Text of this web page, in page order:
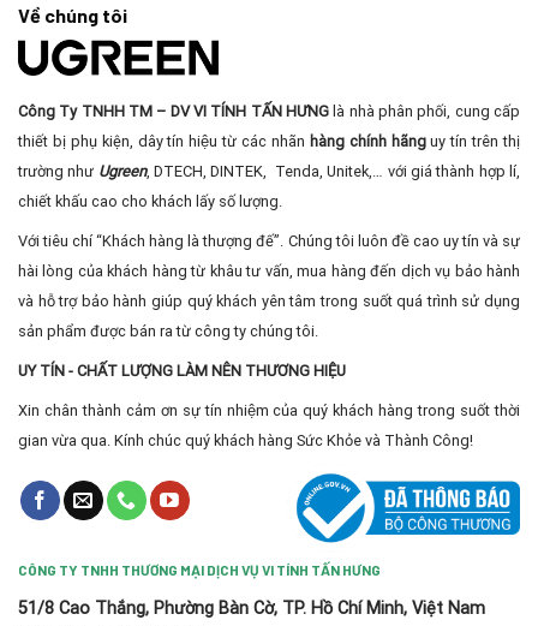
Về chúng tôi
Công Ty TNHH TM – DV VI TÍNH TẤN HƯNG là nhà phân phối, cung cấp
thiết bị phụ kiện, dây tín hiệu từ các nhãn hàng chính hãnguy tín trên thị
trường như Ugreen, DTECH, DINTEK, Tenda, Unitek,… với giá thành hợp lí,
chiết khấu cao cho khách lấy số lượng.
Với tiêu chí “Khách hàng là thượng đế”. Chúng tôi luôn đề cao uy tín và sự
hài lòng của khách hàng từ khâu tư vấn, mua hàng đến dịch vụ bảo hành
và hỗ trợ bảo hành giúp quý khách yên tâm trong suốt quá trình sử dụng
sản phẩm được bán ra từ công ty chúng tôi.
UY TÍN - CHẤT LƯỢNG LÀM NÊN THƯƠNG HIỆU
Xin chân thành cảm ơn sự tín nhiệm của quý khách hàng trong suốt thời
gian vừa qua. Kính chúc quý khách hàng Sức Khỏe và Thành Công!
CÔNG TY TNHH THƯƠNG MẠI DỊCH VỤ VI TÍNH TẤN HƯNG
51/8 Cao Thắng, Phường Bàn Cờ, TP. Hồ Chí Minh, Việt Nam